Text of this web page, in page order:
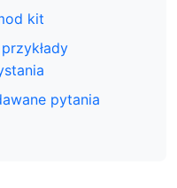
kit
pytania